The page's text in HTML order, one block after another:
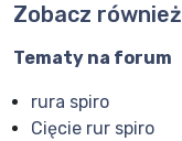
Zobacz również
Tematy na forum
rura spiro
Cięcie rur spiro